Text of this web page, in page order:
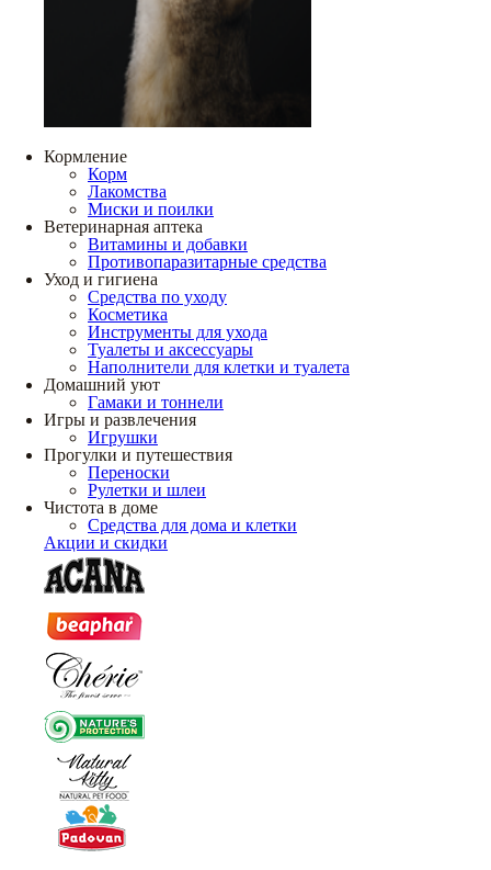
Кормление
Корм
Лакомства
Миски и поилки
Ветеринарная аптека
Витамины и добавки
Противопаразитарные средства
Уход и гигиена
Средства по уходу
Косметика
Инструменты для ухода
Туалеты и аксессуары
Наполнители для клетки и туалета
Домашний уют
Гамаки и тоннели
Игры и развлечения
Игрушки
Прогулки и путешествия
Переноски
Рулетки и шлеи
Чистота в доме
Средства для дома и клетки
Акции и скидки